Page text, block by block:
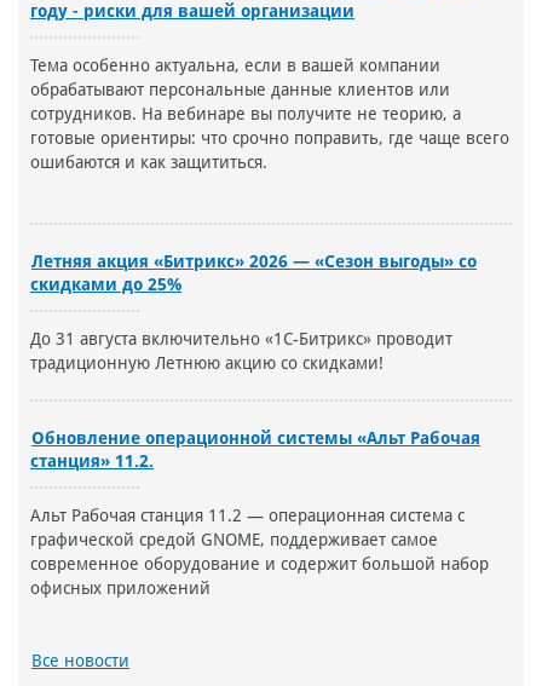
году - риски для вашей организации
Тема особенно актуальна, если в вашей компании
обрабатывают персональные данные клиентов или
сотрудников. На вебинаре вы получите не теорию, а
готовые ориентиры: что срочно поправить, где чаще всего
ошибаются и как защититься.
Летняя акция «Битрикс» 2026 — «Сезон выгоды» со
скидками до 25%
До 31 августа включительно «1С-Битрикс» проводит
традиционную Летнюю акцию со скидками!
Обновление операционной системы «Альт Рабочая
станция» 11.2.
Альт Рабочая станция 11.2 — операционная система с
графической средой GNOME, поддерживает самое
современное оборудование и содержит большой набор
офисных приложений
Все новости